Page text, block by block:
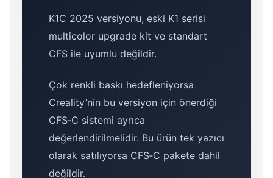
K1C 2025 versiyonu, eski K1 serisi
multicolor upgrade kit ve standart
CFS ile uyumlu değildir.
Çok renkli baskı hedefleniyorsa
Creality’nin bu versiyon için önerdiği
CFS‑C sistemi ayrıca
değerlendirilmelidir. Bu ürün tek yazıcı
olarak satılıyorsa CFS‑C pakete dahil
değildir.